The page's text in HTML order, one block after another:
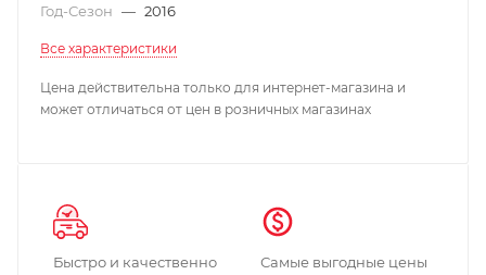
Год-Сезон — 2016
Все характеристики
Цена действительна только для интернет-магазина и
может отличаться от цен в розничных магазинах
Быстро и качественно
Самые выгодные цены